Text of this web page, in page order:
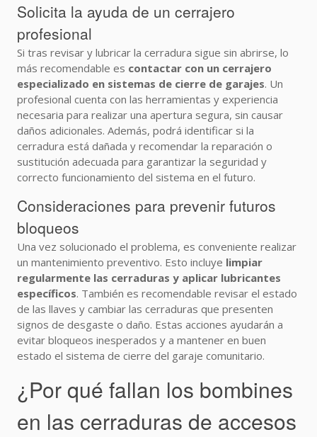
Solicita la ayuda de un cerrajero
profesional
Si tras revisar y lubricar la cerradura sigue sin abrirse, lo
más recomendable es contactar con un cerrajero
especializado en sistemas de cierre de garajes. Un
profesional cuenta con las herramientas y experiencia
necesaria para realizar una apertura segura, sin causar
daños adicionales. Además, podrá identificar si la
cerradura está dañada y recomendar la reparación o
sustitución adecuada para garantizar la seguridad y
correcto funcionamiento del sistema en el futuro.
Consideraciones para prevenir futuros
bloqueos
Una vez solucionado el problema, es conveniente realizar
un mantenimiento preventivo. Esto incluye limpiar
regularmente las cerraduras y aplicar lubricantes
específicos. También es recomendable revisar el estado
de las llaves y cambiar las cerraduras que presenten
signos de desgaste o daño. Estas acciones ayudarán a
evitar bloqueos inesperados y a mantener en buen
estado el sistema de cierre del garaje comunitario.
¿Por qué fallan los bombines
en las cerraduras de accesos